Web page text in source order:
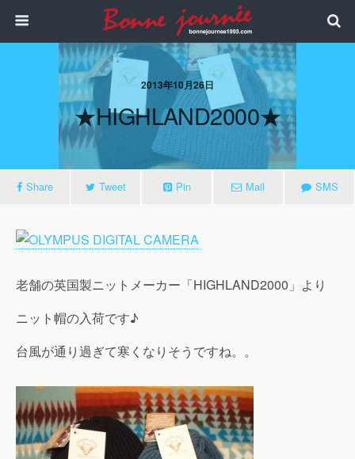
2013年10月26日
★HIGHLAND2000★
Share Tweet Pin Mail SMS
老舗の英国製ニットメーカー「HIGHLAND2000」より
ニット帽の入荷です♪
台風が通り過ぎて寒くなりそうですね。。